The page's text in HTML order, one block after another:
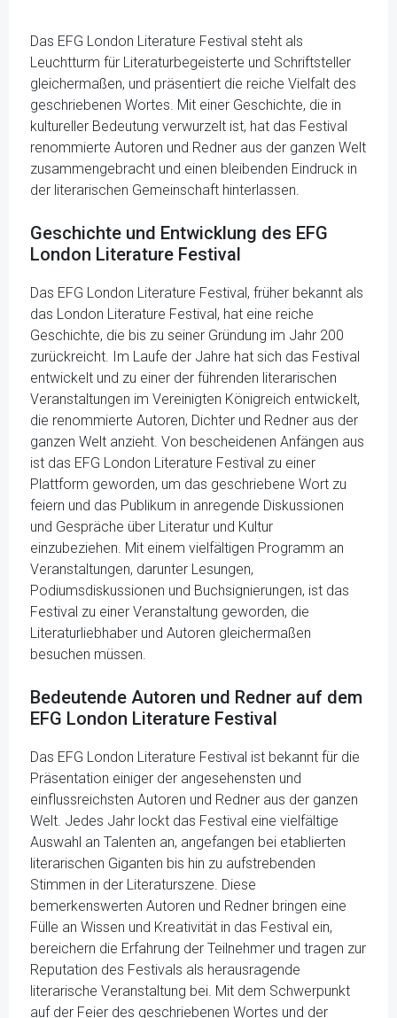
Das EFG London Literature Festival steht als
Leuchtturm für Literaturbegeisterte und Schriftsteller
gleichermaßen, und präsentiert die reiche Vielfalt des
geschriebenen Wortes. Mit einer Geschichte, die in
kultureller Bedeutung verwurzelt ist, hat das Festival
renommierte Autoren und Redner aus der ganzen Welt
zusammengebracht und einen bleibenden Eindruck in
der literarischen Gemeinschaft hinterlassen.
Geschichte und Entwicklung des EFG
London Literature Festival
Das EFG London Literature Festival, früher bekannt als
das London Literature Festival, hat eine reiche
Geschichte, die bis zu seiner Gründung im Jahr 200
zurückreicht. Im Laufe der Jahre hat sich das Festival
entwickelt und zu einer der führenden literarischen
Veranstaltungen im Vereinigten Königreich entwickelt,
die renommierte Autoren, Dichter und Redner aus der
ganzen Welt anzieht. Von bescheidenen Anfängen aus
ist das EFG London Literature Festival zu einer
Plattform geworden, um das geschriebene Wort zu
feiern und das Publikum in anregende Diskussionen
und Gespräche über Literatur und Kultur
einzubeziehen. Mit einem vielfältigen Programm an
Veranstaltungen, darunter Lesungen,
Podiumsdiskussionen und Buchsignierungen, ist das
Festival zu einer Veranstaltung geworden, die
Literaturliebhaber und Autoren gleichermaßen
besuchen müssen.
Bedeutende Autoren und Redner auf dem
EFG London Literature Festival
Das EFG London Literature Festival ist bekannt für die
Präsentation einiger der angesehensten und
einflussreichsten Autoren und Redner aus der ganzen
Welt. Jedes Jahr lockt das Festival eine vielfältige
Auswahl an Talenten an, angefangen bei etablierten
literarischen Giganten bis hin zu aufstrebenden
Stimmen in der Literaturszene. Diese
bemerkenswerten Autoren und Redner bringen eine
Fülle an Wissen und Kreativität in das Festival ein,
bereichern die Erfahrung der Teilnehmer und tragen zur
Reputation des Festivals als herausragende
literarische Veranstaltung bei. Mit dem Schwerpunkt
auf der Feier des geschriebenen Wortes und der